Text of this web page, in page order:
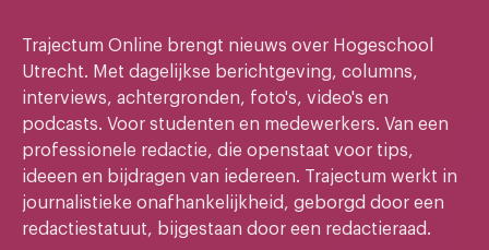
Trajectum Online brengt nieuws over Hogeschool
Utrecht. Met dagelijkse berichtgeving, columns,
interviews, achtergronden, foto's, video's en
podcasts. Voor studenten en medewerkers. Van een
professionele redactie, die openstaat voor tips,
ideeen en bijdragen van iedereen. Trajectum werkt in
journalistieke onafhankelijkheid, geborgd door een
redactiestatuut, bijgestaan door een redactieraad.